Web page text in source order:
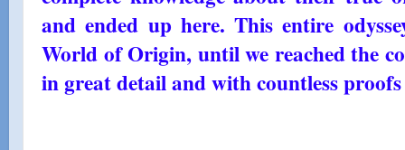
and ended up here. This entire
World of Origin, until we reached the
in great detail and with countless proofs